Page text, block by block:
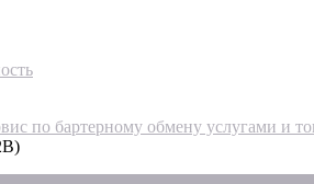
по бартерному обмену услугами и